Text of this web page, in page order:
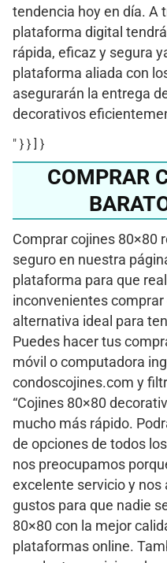
tendencia hoy en día. A
plataforma digital
rápida, eficaz y segura
plataforma aliada con
asegurarán la entrega
decorativos
" } } ] }
COMPRAR
Comprar cojines 80×80
seguro en nuestra
plataforma para que
inconvenientes
alternativa ideal para
Puedes hacer tus
móvil o computadora
condoscojines.com y
“Cojines 80×80
mucho más rápido.
de opciones de todos
nos preocupamos
excelente servicio y
gustos para que nadie
80×80 con la mejor
plataformas online.